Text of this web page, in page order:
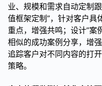
业、规模和需求自动定制
值框架定制”，针对客户具
重点，增强共鸣；设计”案
相似的成功案例分享，增
追踪客户对不同内容的打
策略。